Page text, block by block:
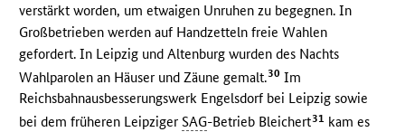
verstärkt worden, um etwaigen Unruhen zu begegnen. In
Großbetrieben werden auf Handzetteln freie Wahlen
gefordert. In Leipzig und Altenburg wurden des Nachts
Wahlparolen an Häuser und Zäune gemalt.30 Im
Reichsbahnausbesserungswerk Engelsdorf bei Leipzig sowie
bei dem früheren LeipzigerSAG-Betrieb Bleichert31 kam es